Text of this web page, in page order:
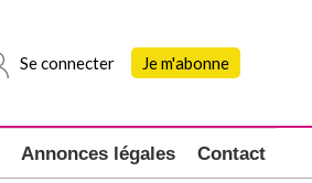
Se connecter Je m'abonne
Annonces légales Contact